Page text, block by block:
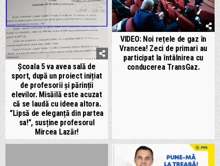
Școala 5 va avea sală de
sport, după un proiect inițiat
de profesorii și părinții
elevilor. Misăilă este acuzat
că se laudă cu ideea altora.
”Lipsă de eleganță din partea
sa!”, susține profesorul
Mircea Lazăr!
VIDEO: Noi rețele de gaz în
Vrancea! Zeci de primari au
participat la întâlnirea cu
conducerea TransGaz.